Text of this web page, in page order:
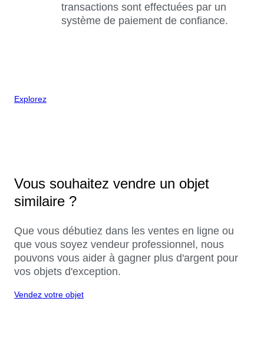
transactions sont effectuées par un
système de paiement de confiance.
Explorez
Vous souhaitez vendre un objet
similaire ?
Que vous débutiez dans les ventes en ligne ou
que vous soyez vendeur professionnel, nous
pouvons vous aider à gagner plus d'argent pour
vos objets d'exception.
Vendez votre objet